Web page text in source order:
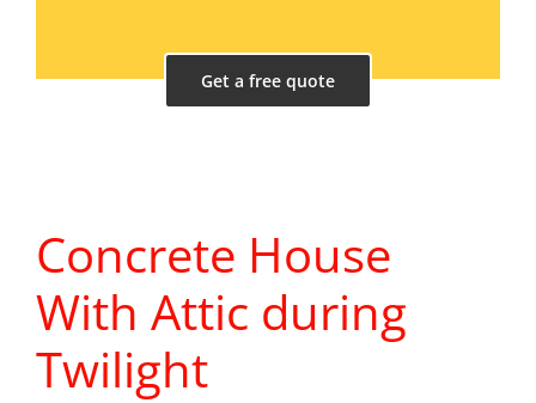
Get a free quote
Concrete House
With Attic during
Twilight